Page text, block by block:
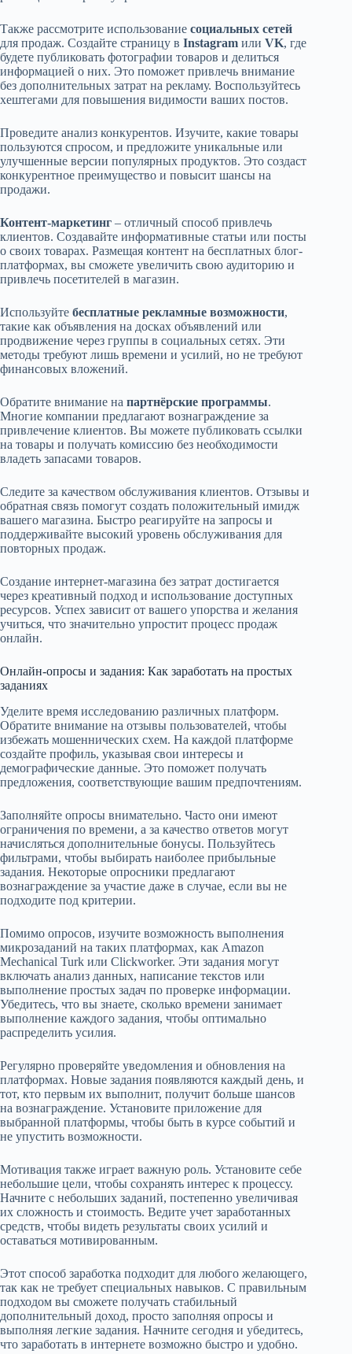
Также рассмотрите использование социальных сетей
для продаж. Создайте страницу в Instagram или VK, где
будете публиковать фотографии товаров и делиться
информацией о них. Это поможет привлечь внимание
без дополнительных затрат на рекламу. Воспользуйтесь
хештегами для повышения видимости ваших постов.
Проведите анализ конкурентов. Изучите, какие товары
пользуются спросом, и предложите уникальные или
улучшенные версии популярных продуктов. Это создаст
конкурентное преимущество и повысит шансы на
продажи.
Контент-маркетинг – отличный способ привлечь
клиентов. Создавайте информативные статьи или посты
о своих товарах. Размещая контент на бесплатных блог-
платформах, вы сможете увеличить свою аудиторию и
привлечь посетителей в магазин.
Используйте бесплатные рекламные возможности,
такие как объявления на досках объявлений или
продвижение через группы в социальных сетях. Эти
методы требуют лишь времени и усилий, но не требуют
финансовых вложений.
Обратите внимание на партнёрские программы.
Многие компании предлагают вознаграждение за
привлечение клиентов. Вы можете публиковать ссылки
на товары и получать комиссию без необходимости
владеть запасами товаров.
Следите за качеством обслуживания клиентов. Отзывы и
обратная связь помогут создать положительный имидж
вашего магазина. Быстро реагируйте на запросы и
поддерживайте высокий уровень обслуживания для
повторных продаж.
Создание интернет-магазина без затрат достигается
через креативный подход и использование доступных
ресурсов. Успех зависит от вашего упорства и желания
учиться, что значительно упростит процесс продаж
онлайн.
Онлайн-опросы и задания: Как заработать на простых
заданиях
Уделите время исследованию различных платформ.
Обратите внимание на отзывы пользователей, чтобы
избежать мошеннических схем. На каждой платформе
создайте профиль, указывая свои интересы и
демографические данные. Это поможет получать
предложения, соответствующие вашим предпочтениям.
Заполняйте опросы внимательно. Часто они имеют
ограничения по времени, а за качество ответов могут
начисляться дополнительные бонусы. Пользуйтесь
фильтрами, чтобы выбирать наиболее прибыльные
задания. Некоторые опросники предлагают
вознаграждение за участие даже в случае, если вы не
подходите под критерии.
Помимо опросов, изучите возможность выполнения
микрозаданий на таких платформах, как Amazon
Mechanical Turk или Clickworker. Эти задания могут
включать анализ данных, написание текстов или
выполнение простых задач по проверке информации.
Убедитесь, что вы знаете, сколько времени занимает
выполнение каждого задания, чтобы оптимально
распределить усилия.
Регулярно проверяйте уведомления и обновления на
платформах. Новые задания появляются каждый день, и
тот, кто первым их выполнит, получит больше шансов
на вознаграждение. Установите приложение для
выбранной платформы, чтобы быть в курсе событий и
не упустить возможности.
Мотивация также играет важную роль. Установите себе
небольшие цели, чтобы сохранять интерес к процессу.
Начните с небольших заданий, постепенно увеличивая
их сложность и стоимость. Ведите учет заработанных
средств, чтобы видеть результаты своих усилий и
оставаться мотивированным.
Этот способ заработка подходит для любого желающего,
так как не требует специальных навыков. С правильным
подходом вы сможете получать стабильный
дополнительный доход, просто заполняя опросы и
выполняя легкие задания. Начните сегодня и убедитесь,
что заработать в интернете возможно быстро и удобно.